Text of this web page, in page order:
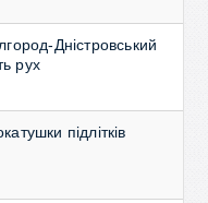
Дністровський
рух
підлітків